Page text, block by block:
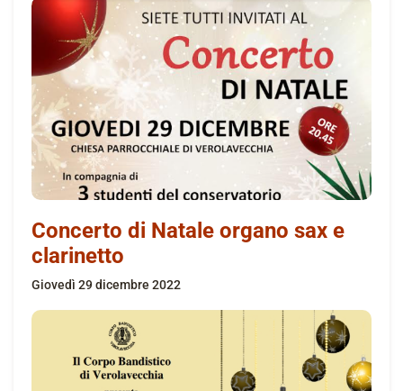
Concerto di Natale organo sax e
clarinetto
giovedì 29 dicembre 2022